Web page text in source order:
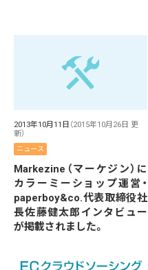
2013年10月11日 （2015年10月26日 更
新）
ニュース
Markezine（マーケジン）に
カラーミーショップ運営・
paperboy&co.代表取締役社
長佐藤健太郎インタビュー
が掲載されました。